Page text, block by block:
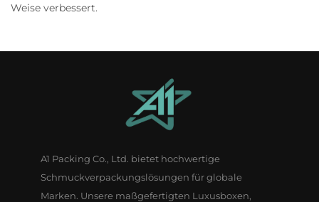
Weise verbessert.
A1 Packing Co., Ltd. bietet hochwertige
Schmuckverpackungslösungen für globale
Marken. Unsere maßgefertigten Luxusboxen,